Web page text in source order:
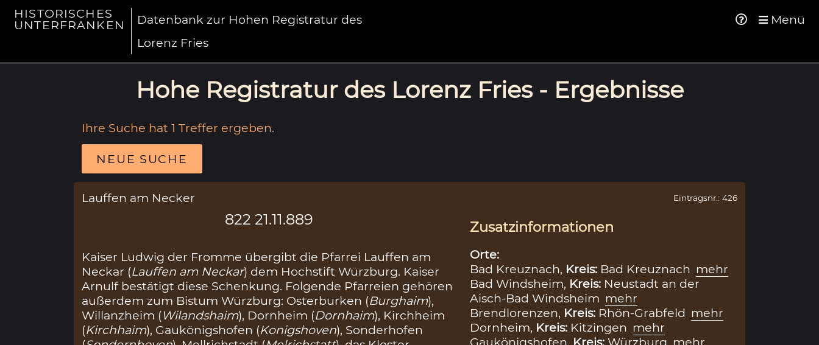
HISTORISCHES
UNTERFRANKEN
Datenbank zur Hohen Registratur des
Lorenz Fries
Menü
Hohe Registratur des Lorenz Fries - Ergebnisse
Ihre Suche hat 1 Treffer ergeben.
NEUE SUCHE
Lauffen am Necker
822 21.11.889
Kaiser Ludwig der Fromme übergibt die Pfarrei Lauffen am
Neckar (Lauffen am Neckar) dem Hochstift Würzburg. Kaiser
Arnulf bestätigt diese Schenkung. Folgende Pfarreien gehören
außerdem zum Bistum Würzburg: Osterburken (Burghaim),
Willanzheim (Wilandshaim), Dornheim (Dornhaim), Kirchheim
(Kirchhaim), Gaukönigshofen (Konigshoven), Sonderhofen
Eintragsnr.: 426
Zusatzinformationen
Orte:
Bad Kreuznach, Kreis: Bad Kreuznach mehr
Bad Windsheim, Kreis: Neustadt an der
Aisch-Bad Windsheim mehr
Brendlorenzen, Kreis: Rhön-Grabfeld mehr
Dornheim, Kreis: Kitzingen mehr
Gaukönigshofen, Kreis: Würzburg mehr